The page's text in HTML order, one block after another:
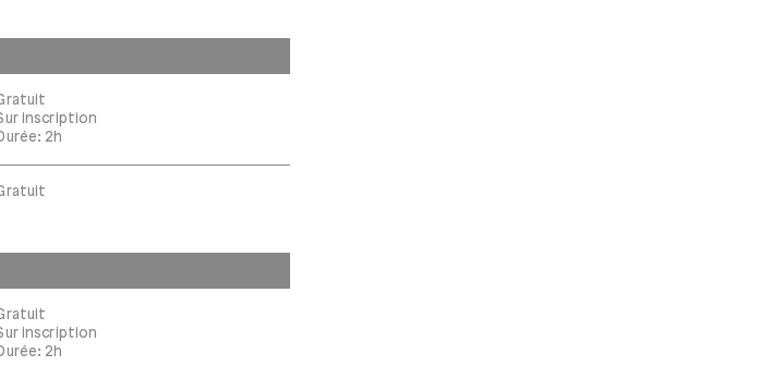
inscription
2h
inscription
2h